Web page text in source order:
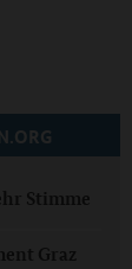
Stimme
Graz